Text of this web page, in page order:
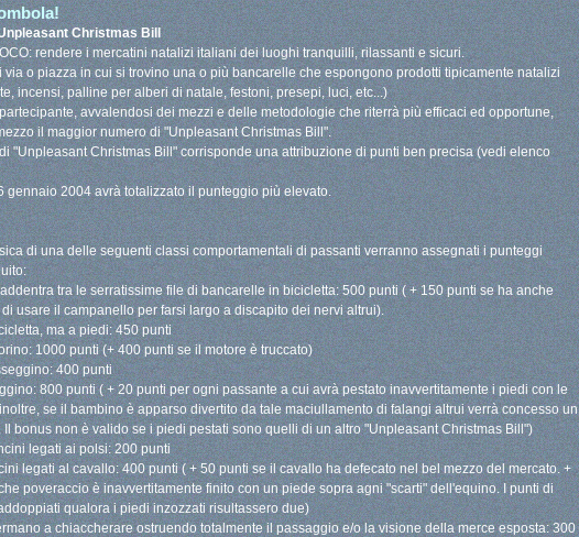
Christmas Bill
rendere i mercatini natalizi italiani dei luoghi tranquilli, rilassanti e sicuri.
via o piazza in cui si trovino una o più bancarelle che espongono prodotti tipicamente natalizi
incensi, palline per alberi di natale, festoni, presepi, luci, etc...)
avvalendosi dei mezzi e delle metodologie che riterrà più efficaci ed opportune,
il maggior numero di "Unpleasant Christmas Bill".
"Unpleasant Christmas Bill" corrisponde una attribuzione di punti ben precisa (vedi elenco
gennaio 2004 avrà totalizzato il punteggio più elevato.
di una delle seguenti classi comportamentali di passanti verranno assegnati i punteggi
tra le serratissime file di bancarelle in bicicletta: 500 punti ( + 150 punti se ha anche
usare il campanello per farsi largo a discapito dei nervi altrui).
ma a piedi: 450 punti
1000 punti (+ 400 punti se il motore è truccato)
400 punti
800 punti ( + 20 punti per ogni passante a cui avrà pestato inavvertitamente i piedi con le
se il bambino è apparso divertito da tale maciullamento di falangi altrui verrà concesso un
bonus non è valido se i piedi pestati sono quelli di un altro "Unpleasant Christmas Bill")
legati ai polsi: 200 punti
legati al cavallo: 400 punti ( + 50 punti se il cavallo ha defecato nel bel mezzo del mercato. +
poveraccio è inavvertitamente finito con un piede sopra agni "scarti" dell'equino. I punti di
qualora i piedi inzozzati risultassero due)
a chiaccherare ostruendo totalmente il passaggio e/o la visione della merce esposta: 300